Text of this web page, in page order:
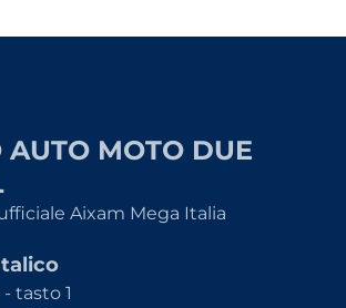
AUTO MOTO DUE
Aixam Mega Italia
tasto 1